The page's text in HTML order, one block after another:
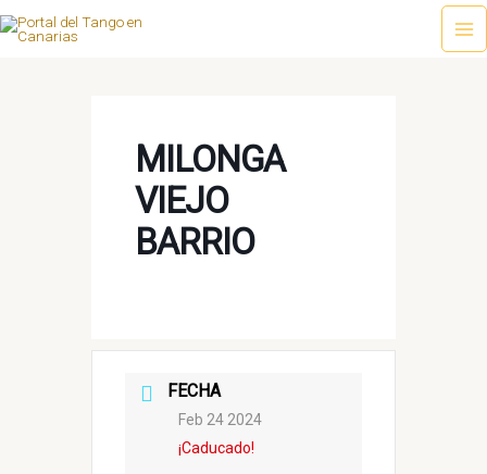
Ir
MILONGA
VIEJO
BARRIO
FECHA
Feb 24 2024
¡Caducado!